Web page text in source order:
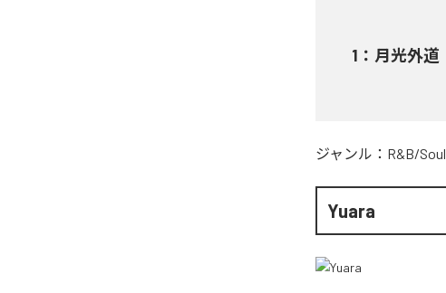
1 ： 月光外道
ジャンル： R&B/Soul
Yuara